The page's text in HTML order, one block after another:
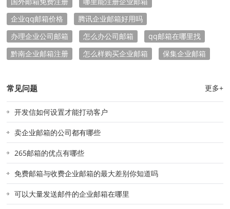
企业qq邮箱价格
腾讯企业邮箱好用吗
办理企业公司邮箱
怎么办公司邮箱
qq邮箱在哪里找
黔南企业邮箱注册
怎么样购买企业邮箱 保集企业邮箱
常见问题 更多+
开发信如何设置才能打动客户
卖企业邮箱的公司都有哪些
265邮箱的优点有哪些
免费邮箱与收费企业邮箱的最大差别你知道吗
可以大量发送邮件的企业邮箱在哪里